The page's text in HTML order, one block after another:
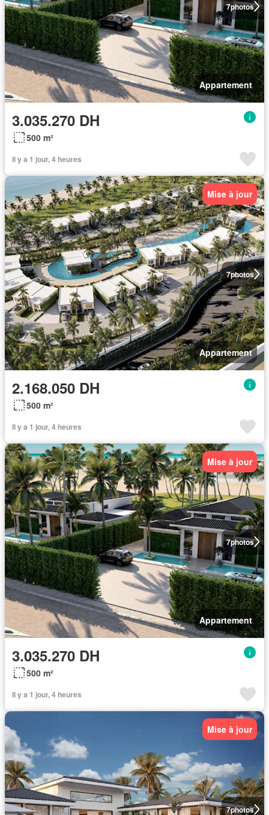
7photos
Appartement
3.035.270 DH
500 m²
Il y a 1 jour, 4 heures
7photos
Mise à jour
Appartement
2.168.050 DH
500 m²
Il y a 1 jour, 4 heures
7photos
Mise à jour
Appartement
3.035.270 DH
500 m²
Il y a 1 jour, 4 heures
7photos
Mise à jour